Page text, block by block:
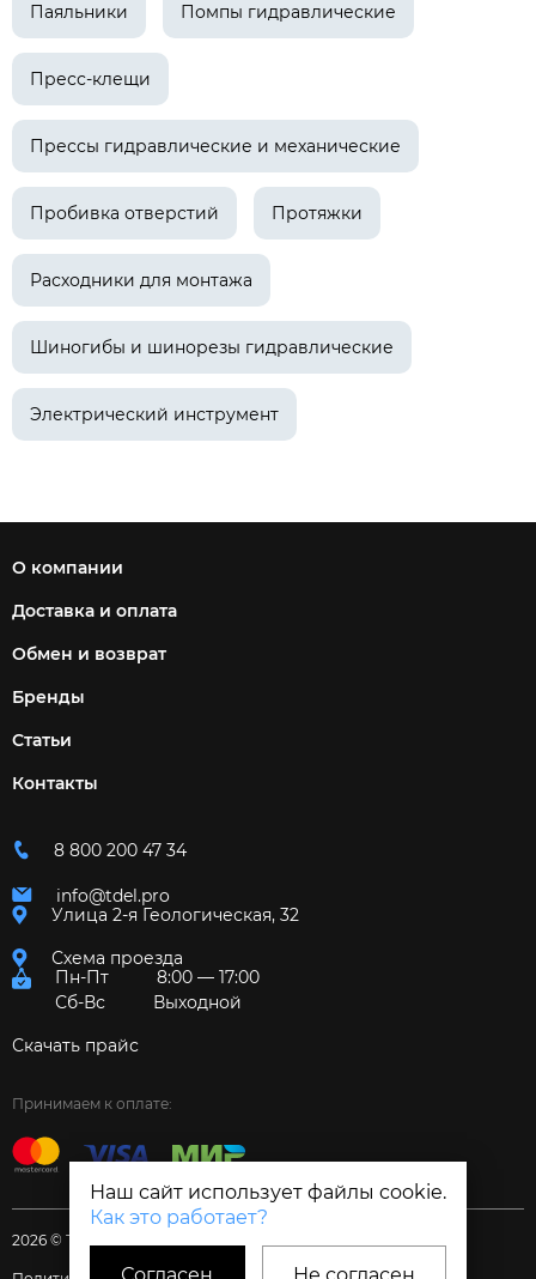
Наш сайт использует файлы cookie.
Как это работает?
Паяльники Помпы гидравлические
Пресс-клещи
Прессы гидравлические и механические
Пробивка отверстий Протяжки
Расходники для монтажа
Шиногибы и шинорезы гидравлические
Электрический инструмент
О компании
Доставка и оплата
Обмен и возврат
Бренды
Статьи
Контакты
8 800 200 47 34
info@tdel.pro
Улица 2-я Геологическая, 32
Схема проезда
Пн-Пт
8:00 — 17:00
Сб-Вс
Выходной
Скачать прайс
Принимаем к оплате:
2026 © Торговый дом «Электрум»